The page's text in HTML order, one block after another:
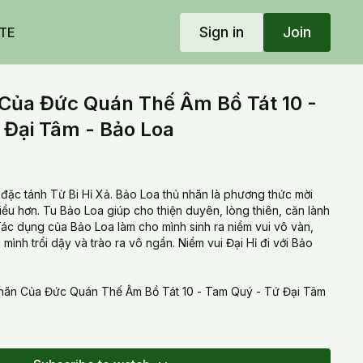
Sign in Join
Đức Quán Thế Âm Bồ Tát 10 -
Tâm - Bảo Loa
tánh Từ Bi Hỉ Xả. Bảo Loa thủ nhãn là phương thức mời
hơn. Tu Bảo Loa giúp cho thiện duyên, lòng thiên, căn lành
dụng của Bảo Loa làm cho mình sinh ra niềm vui vô vàn,
trổi dậy và trào ra vô ngần. Niềm vui Đại Hỉ đi với Bảo
Của Đức Quán Thế Âm Bồ Tát 10 - Tam Quý - Tứ Đại Tâm